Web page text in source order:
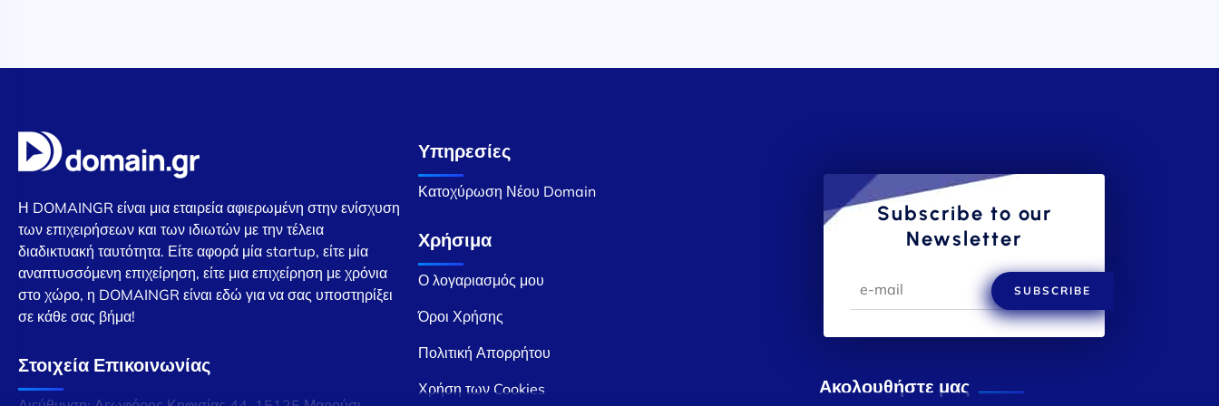
Η DOMAINGR είναι μια εταιρεία αφιερωμένη στην ενίσχυση
των επιχειρήσεων και των ιδιωτών με την τέλεια
διαδικτυακή ταυτότητα. Είτε αφορά μία startup, είτε μία
αναπτυσσόμενη επιχείρηση, είτε μια επιχείρηση με χρόνια
στο χώρο, η DOMAINGR είναι εδώ για να σας υποστηρίξει
σε κάθε σας βήμα!
Στοιχεία Επικοινωνίας
Υπηρεσίες
Κατοχύρωση Νέου Domain
Χρήσιμα
Ο λογαριασμός μου
Όροι Χρήσης
Πολιτική Απορρήτου
Χρήση των Cookies
Subscribe to our
Newsletter
SUBSCRIBE
Ακολουθήστε μας